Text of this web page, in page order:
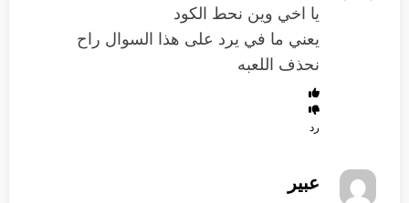
يا اخي وين نحط الكود
يعني ما في يرد على هذا السوال راح
نحذف اللعبه
رد
عبير